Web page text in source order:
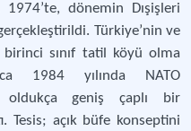
dönemin Dışişleri
Türkiye’nin ve
sınıf tatil köyü olma
1984 yılında NATO
oldukça geniş çaplı bir
Tesis; açık büfe konseptini